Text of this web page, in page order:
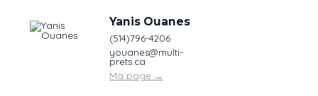
Yanis Ouanes
(514)796-4206
youanes@multi-
prets.ca
Ma page →